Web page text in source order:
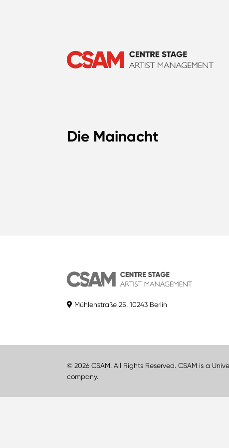
Die Mainacht
Mühlenstraße 25, 10243 Berlin
© 2026 CSAM. All Rights Reserved. CSAM is a
company.